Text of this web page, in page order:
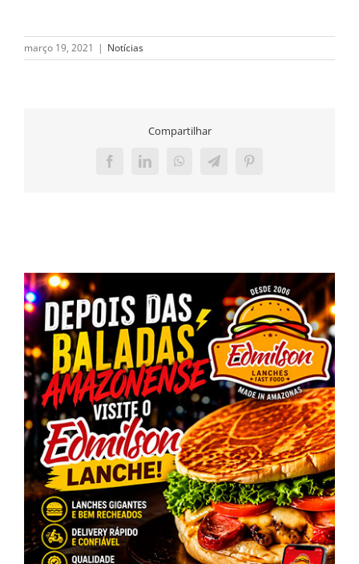
março 19, 2021 | Notícias
Compartilhar
FacebookLinkedInWhatsAppTelegramPinterest